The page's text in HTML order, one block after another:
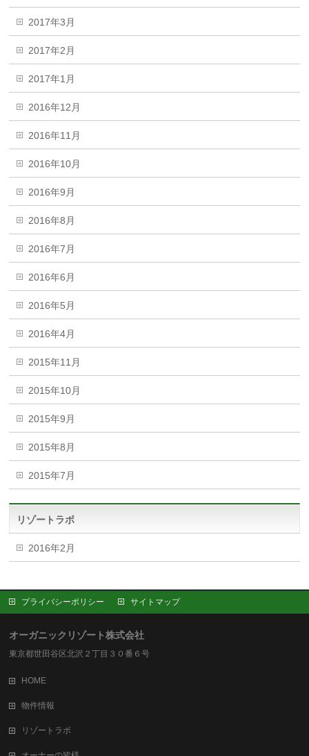
2017年3月
2017年2月
2017年1月
2016年12月
2016年11月
2016年10月
2016年9月
2016年8月
2016年7月
2016年6月
2016年5月
2016年4月
2015年11月
2015年10月
2015年9月
2015年8月
2015年7月
リゾートラボ
2016年2月
プライバシーポリシー サイトマップ
オーガニックリゾート株式会社
東京都世田谷区北沢２丁目３０番６号
HOME
物件情報
リゾートラボ